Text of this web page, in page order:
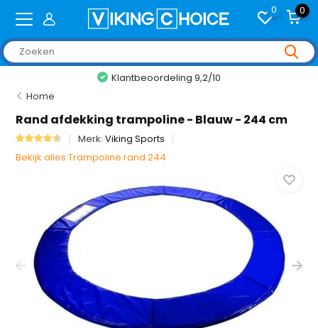
0 0
Klantbeoordeling 9,2/10
Home
Rand afdekking trampoline - Blauw - 244 cm
Merk:Viking Sports
Bekijk alles Trampoline rand 244